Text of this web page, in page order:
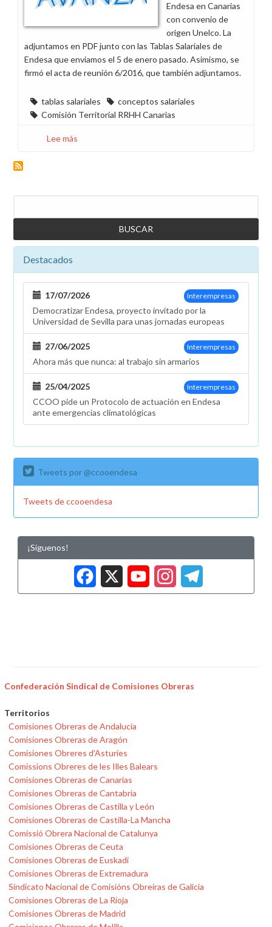
Endesa en Canarias
con convenio de
origen Unelco. La
adjuntamos en PDF junto con las Tablas Salariales de
Endesa que enviamos el 5 de enero pasado. Asimismo, se
firmó el acta de reunión 6/2016, que también adjuntamos.
tablas salariales
conceptos salariales
Comisión Territorial RRHH Canarias
Lee más
Unelco
y
Comisión
Territorial
RHO
Destacados
Interempresas
17/07/2026
Democratizar Endesa, proyecto invitado por la
Universidad de Sevilla para unas jornadas europeas
Interempresas
27/06/2025
Ahora más que nunca: al trabajo sin armarios
Interempresas
25/04/2025
CCOO pide un Protocolo de actuación en Endesa
ante emergencias climatológicas
Tweets por @ccooendesa
Tweets de ccooendesa
¡Síguenos!
Facebook
X
Confederación Sindical de Comisiones Obreras
Territorios
Comisiones Obreras de Andalucía
Comisiones Obreras de Aragón
Comisiones Obreres d'Asturies
Comissions Obreres de les Illes Balears
Comisiones Obreras de Canarias
Comisiones Obreras de Cantabria
Comisiones Obreras de Castilla y León
Comisiones Obreras de Castilla-La Mancha
Comissió Obrera Nacional de Catalunya
Comisiones Obreras de Ceuta
Comisiones Obreras de Euskadi
Comisiones Obreras de Extremadura
Sindicato Nacional de Comisións Obreiras de Galicia
Comisiones Obreras de La Rioja
Comisiones Obreras de Madrid